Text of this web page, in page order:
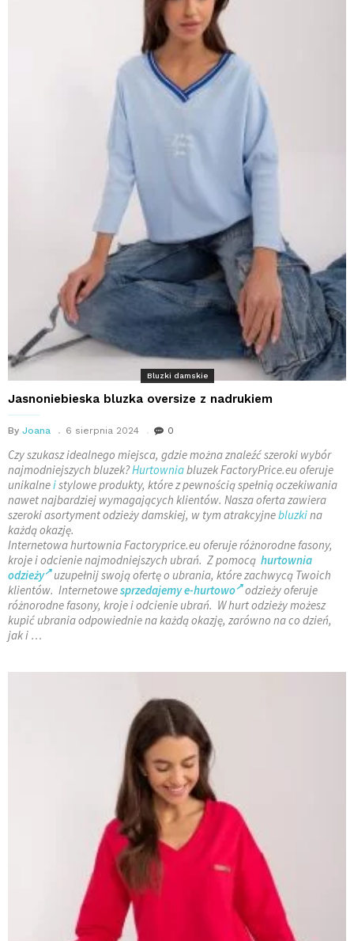
Bluzki damskie
Jasnoniebieska bluzka oversize z nadrukiem
By Joana 6 sierpnia 2024 0
Czy szukasz idealnego miejsca, gdzie można znaleźć szeroki wybór
najmodniejszych bluzek?Hurtowniabluzek FactoryPrice.eu oferuje
unikalneistylowe produkty, które z pewnością spełnią oczekiwania
nawet najbardziej wymagających klientów. Nasza oferta zawiera
szeroki asortyment odzieży damskiej, w tym atrakcyjnebluzkina
każdą okazję.
Internetowa hurtownia Factoryprice.eu oferuje różnorodne fasony,
kroje i odcienie najmodniejszych ubrań. Z pomocą hurtownia
odzieży uzupełnij swoją ofertę o ubrania, które zachwycą Twoich
klientów. Internetowesprzedajemy e-hurtowo odzieży oferuje
różnorodne fasony, kroje i odcienie ubrań. W hurt odzieży możesz
kupić ubrania odpowiednie na każdą okazję, zarówno na co dzień,
jak i …